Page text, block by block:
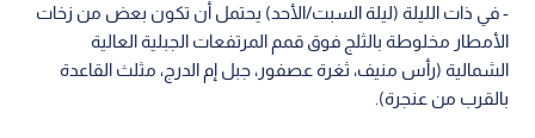
- في ذات الليلة (ليلة السبت/الأحد) يحتمل أن تكون بعض من زخات
الأمطار مخلوطة بالثلج فوق قمم المرتفعات الجبلية العالية
الشمالية (رأس منيف، ثغرة عصفور، جبل إم الدرج، مثلث القاعدة
بالقرب من عنجرة).